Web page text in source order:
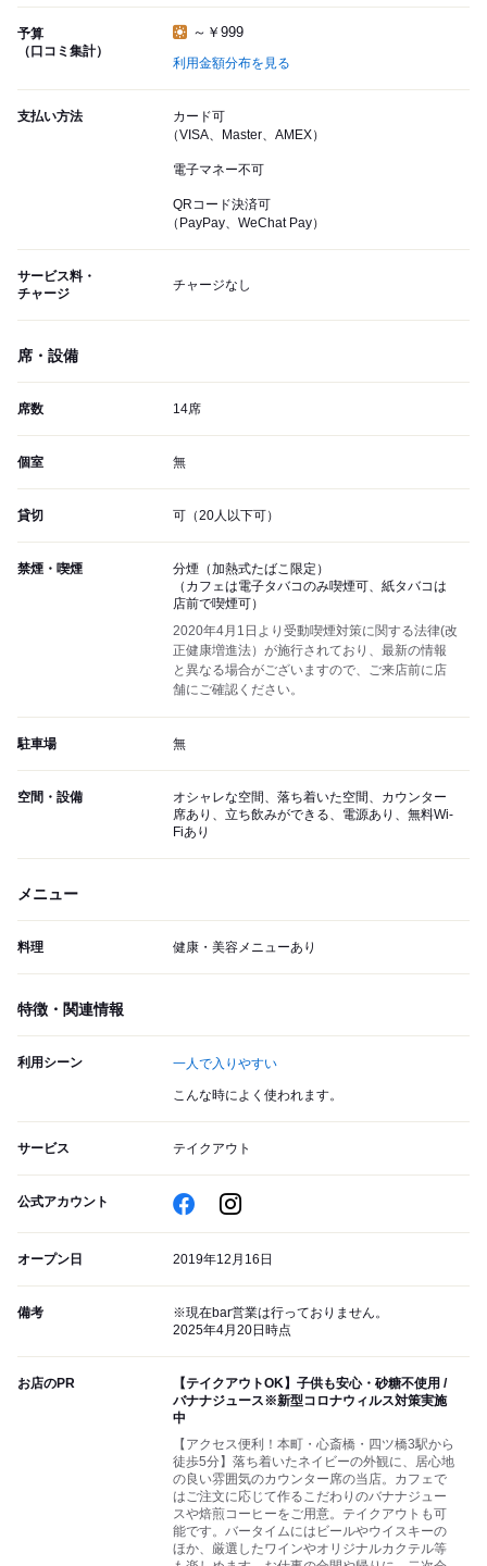
予算
（口コミ集計）
～￥999
利用金額分布を見る
支払い方法
カード可
（VISA、Master、AMEX）
電子マネー不可
QRコード決済可
（PayPay、WeChat Pay）
サービス料・
チャージ
チャージなし
席・設備
席数 14席
個室 無
貸切 可（20人以下可）
禁煙・喫煙
分煙（加熱式たばこ限定）
（カフェは電子タバコのみ喫煙可、紙タバコは
店前で喫煙可）
2020年4月1日より受動喫煙対策に関する法律(改
正健康増進法）が施行されており、最新の情報
と異なる場合がございますので、ご来店前に店
舗にご確認ください。
駐車場 無
空間・設備
オシャレな空間、落ち着いた空間、カウンター
席あり、立ち飲みができる、電源あり、無料Wi-
Fiあり
メニュー
料理 健康・美容メニューあり
特徴・関連情報
利用シーン 一人で入りやすい
こんな時によく使われます。
サービス テイクアウト
公式アカウント
オープン日 2019年12月16日
備考
※現在bar営業は行っておりません。
2025年4月20日時点
お店のPR
【テイクアウトOK】子供も安心・砂糖不使用 /
バナナジュース※新型コロナウィルス対策実施
中
【アクセス便利！本町・心斎橋・四ツ橋3駅から
徒歩5分】落ち着いたネイビーの外観に、居心地
の良い雰囲気のカウンター席の当店。カフェで
はご注文に応じて作るこだわりのバナナジュー
スや焙煎コーヒーをご用意。テイクアウトも可
能です。バータイムにはビールやウイスキーの
ほか、厳選したワインやオリジナルカクテル等